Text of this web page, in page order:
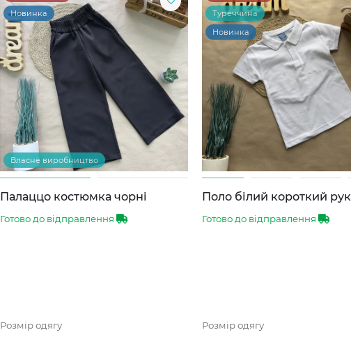
Новинка
Власне виробництво
Палаццо костюмка чорні
Готово до відправлення
Розмір одягу
Туреччина
Новинка
Поло білий короткий
Готово до відправлення
Розмір одягу